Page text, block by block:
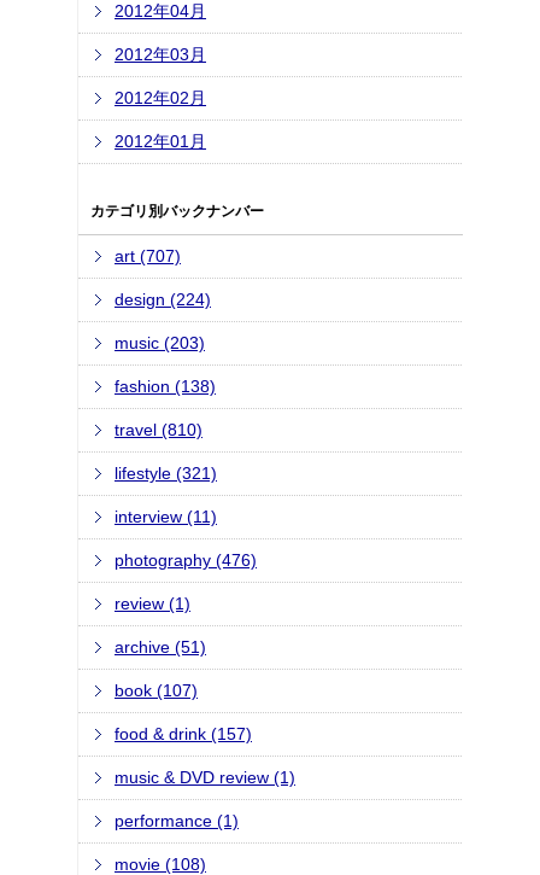
2012年04月
2012年03月
2012年02月
2012年01月
カテゴリ別バックナンバー
art (707)
design (224)
music (203)
fashion (138)
travel (810)
lifestyle (321)
interview (11)
photography (476)
review (1)
archive (51)
book (107)
food & drink (157)
music & DVD review (1)
performance (1)
movie (108)